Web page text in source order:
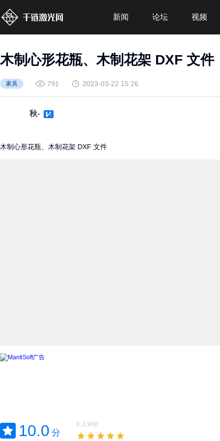
新闻 论坛 视频
木制心形花瓶、木制花架 DXF 文件
家具 791 2023-03-22 15:26
秋-
木制心形花瓶、木制花架 DXF 文件
10.0 分
0 人评价